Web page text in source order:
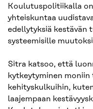
Koulutuspolitiikalla
yhteiskuntaa
edellytyksiä kestävän
systeemisille
Sitra katsoo, että
kytkeytyminen moniin
kehityskulkuihin,
laajempaan